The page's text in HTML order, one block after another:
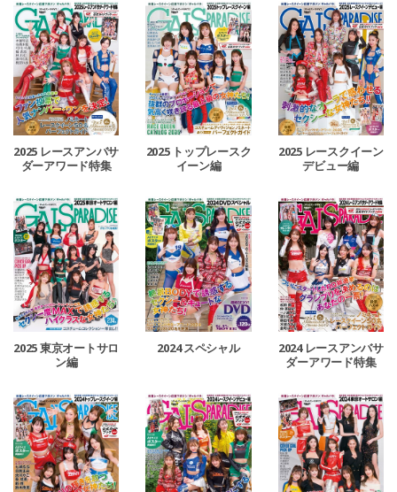
2025 レースアンバサ
ダーアワード特集
2025 トップレースク
イーン編
2025 レースクイーン
デビュー編
2025 東京オートサロ
ン編
2024 スペシャル
2024 レースアンバサ
ダーアワード特集